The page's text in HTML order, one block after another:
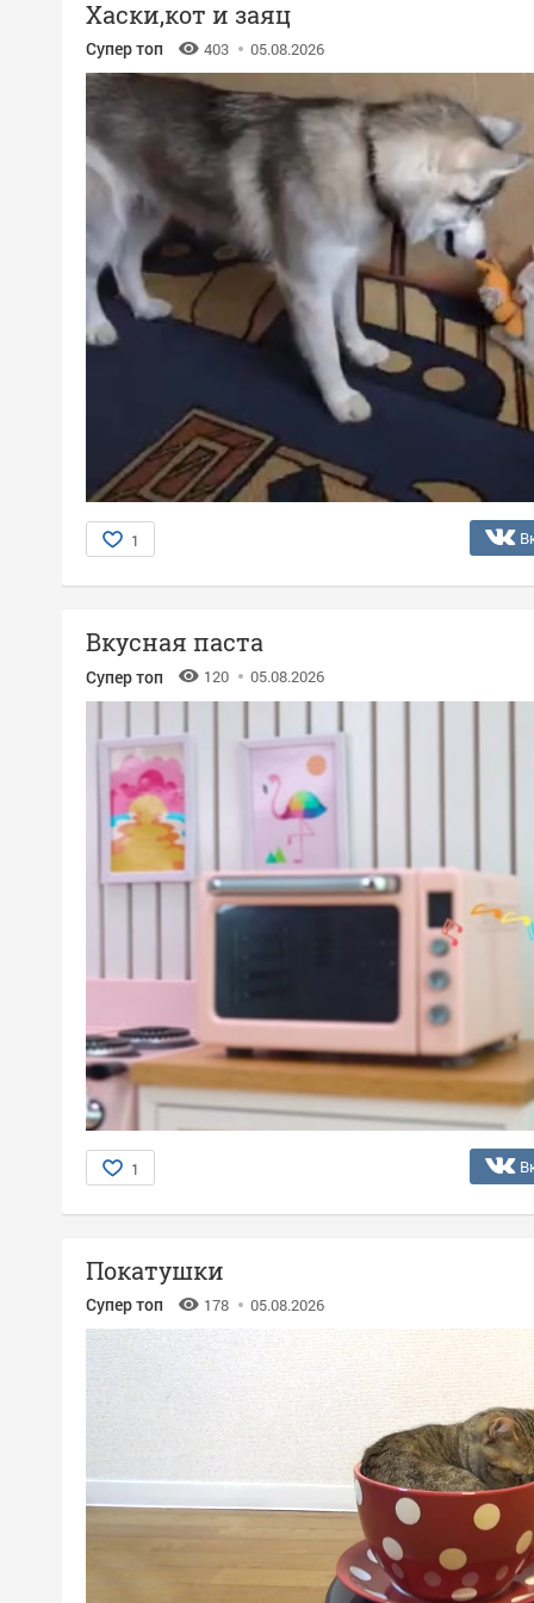
Хаски,кот и заяц
Супер топ 403 05.08.2026
1
Вкусная паста
Супер топ 120 05.08.2026
1
Покатушки
Супер топ 178 05.08.2026